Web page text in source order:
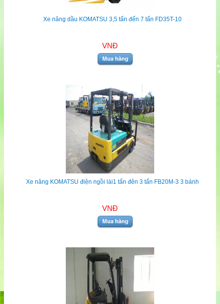
Xe nâng dầu KOMATSU 3,5 tấn đến 7 tấn FD35T-10
VNĐ
Xe nâng KOMATSU điện ngồi lái1 tấn đên 3 tấn FB20M-3 3 bánh
VNĐ